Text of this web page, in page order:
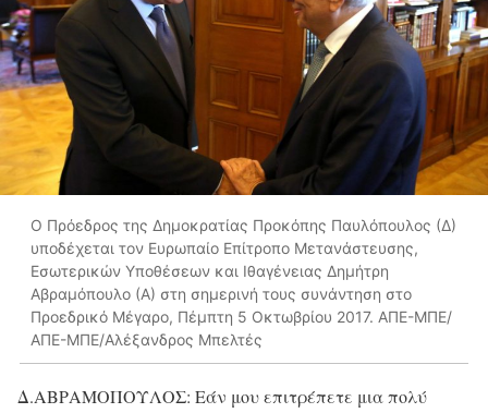
O Πρόεδρος της Δημοκρατίας Προκόπης Παυλόπουλος (Δ)
υποδέχεται τον Ευρωπαίο Επίτροπο Μετανάστευσης,
Εσωτερικών Υποθέσεων και Ιθαγένειας Δημήτρη
Αβραμόπουλο (Α) στη σημερινή τους συνάντηση στο
Προεδρικό Μέγαρο, Πέμπτη 5 Οκτωβρίου 2017. ΑΠΕ-ΜΠΕ/
ΑΠΕ-ΜΠΕ/Αλέξανδρος Μπελτές
Δ.ΑΒΡΑΜΟΠΟΥΛΟΣ: Εάν μου επιτρέπετε μια πολύ